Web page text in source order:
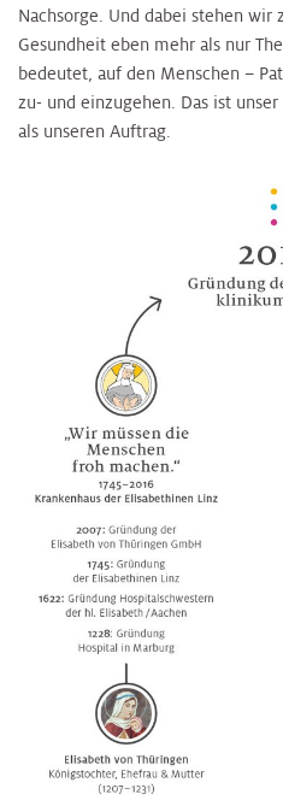
Nachsorge. Und dabei stehen wir
Gesundheit eben mehr als nur
bedeutet, auf den Menschen –
zu- und einzugehen. Das ist
als unseren Auftrag.